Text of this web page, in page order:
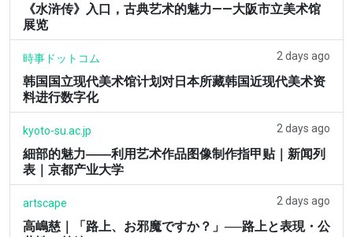
《水浒传》入口，古典艺术的魅力——大阪市立美术馆
展览
時事ドットコム 2 days ago
韩国国立现代美术馆计划对日本所藏韩国近现代美术资
料进行数字化
kyoto-su.ac.jp 2 days ago
細部的魅力――利用艺术作品图像制作指甲贴｜新闻列
表｜京都产业大学
artscape 2 days ago
高嶋慈｜「路上、お邪魔ですか？」──路上と表現・公